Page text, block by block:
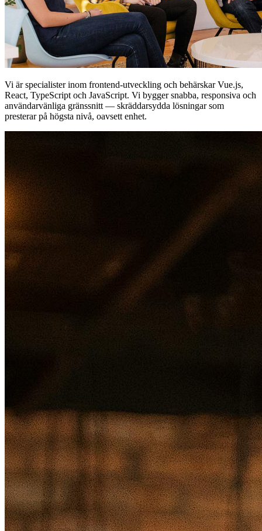
Vi är specialister inom frontend-utveckling och behärskar Vue.js,
React, TypeScript och JavaScript. Vi bygger snabba, responsiva och
användarvänliga gränssnitt — skräddarsydda lösningar som
presterar på högsta nivå, oavsett enhet.